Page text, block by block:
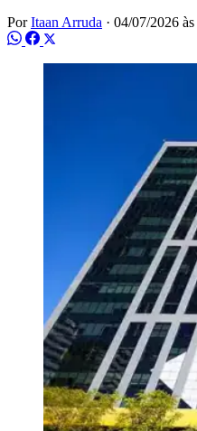
PorItaan Arruda · 04/07/2026